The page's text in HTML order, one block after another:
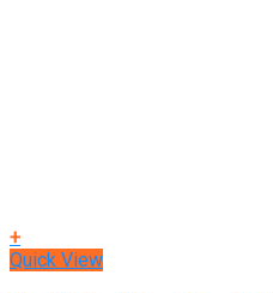
+
Quick View